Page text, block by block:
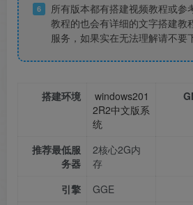
6
所有版本都有搭建视频教程或参
教程的也会有详细的文字搭建教
服务，如果实在无法理解请不要
搭建环境
windows201
2R2中文版系
统
推荐最低服
务器
2核心2G内
存
引擎 GGE